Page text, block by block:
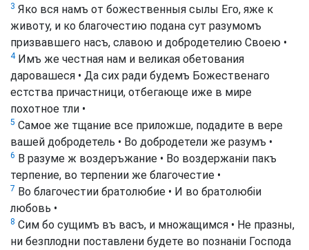
3 Яко вся намъ от божественныя сылы Его, яже к
животу, и ко благочестию подана сут разумомъ
призвавшего насъ, славою и добродетелию Своею •
4Имъ же честная нам и великая обетования
даровашеся • Да сих ради будемъ Божественаго
естства причастници, отбегающе иже в мире
похотное тли •
5 Самое же тщание все приложше, подадите в вере
вашей добродетель • Во добродетели же разумъ •
6 В разуме ж воздеръжание • Во воздержаніи пакъ
терпение, во терпении же благочестие •
7 Во благочестии братолюбие • И во братолюбіи
любовь •
8 Сим бо сущимъ въ васъ, и множащимся • Не празны,
ни безплодни поставлени будете во познаніи Господа